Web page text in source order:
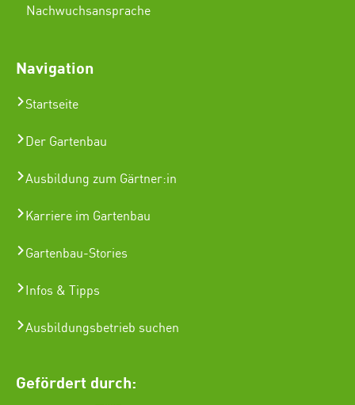
Nachwuchsansprache
Navigation
Startseite
Der Gartenbau
Ausbildung zum Gärtner:in
Karriere im Gartenbau
Gartenbau-Stories
Infos & Tipps
Ausbildungsbetrieb suchen
Gefördert durch: